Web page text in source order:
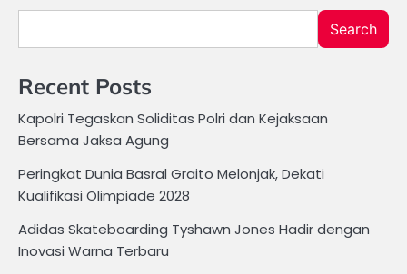
Search
Recent Posts
Kapolri Tegaskan Soliditas Polri dan Kejaksaan
Bersama Jaksa Agung
Peringkat Dunia Basral Graito Melonjak, Dekati
Kualifikasi Olimpiade 2028
Adidas Skateboarding Tyshawn Jones Hadir dengan
Inovasi Warna Terbaru